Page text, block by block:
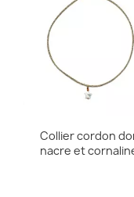
Collier cordon
nacre et